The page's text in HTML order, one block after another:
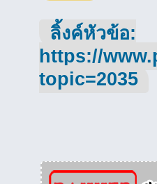
ลิ้งค์หัวข้อ:
https://
topic=2035